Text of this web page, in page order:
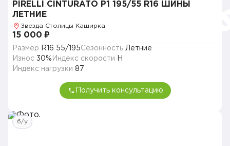
PIRELLI CINTURATO P1 195/55 R16 ШИНЫ
ЛЕТНИЕ
Звезда Столицы Каширка
15 000 ₽
Размер R16 55/195Сезонность Летние
Износ 30% Индекс скорости
H
Индекс нагрузки 87
Получить консультацию
б/у